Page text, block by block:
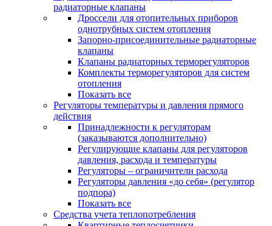
радиаторные клапаны
Дроссели для отопительных приборов
однотрубных систем отопления
Запорно-присоединительные радиаторные
клапаны
Клапаны радиаторных терморегуляторов
Комплекты терморегуляторов для систем
отопления
Показать все
Регуляторы температуры и давления прямого
действия
Принадлежности к регуляторам
(заказываются дополнительно)
Регулирующие клапаны для регуляторов
давления, расхода и температуры
Регуляторы – ограничители расхода
Регуляторы давления «до себя» (регулятор
подпора)
Показать все
Средства учета теплопотребления